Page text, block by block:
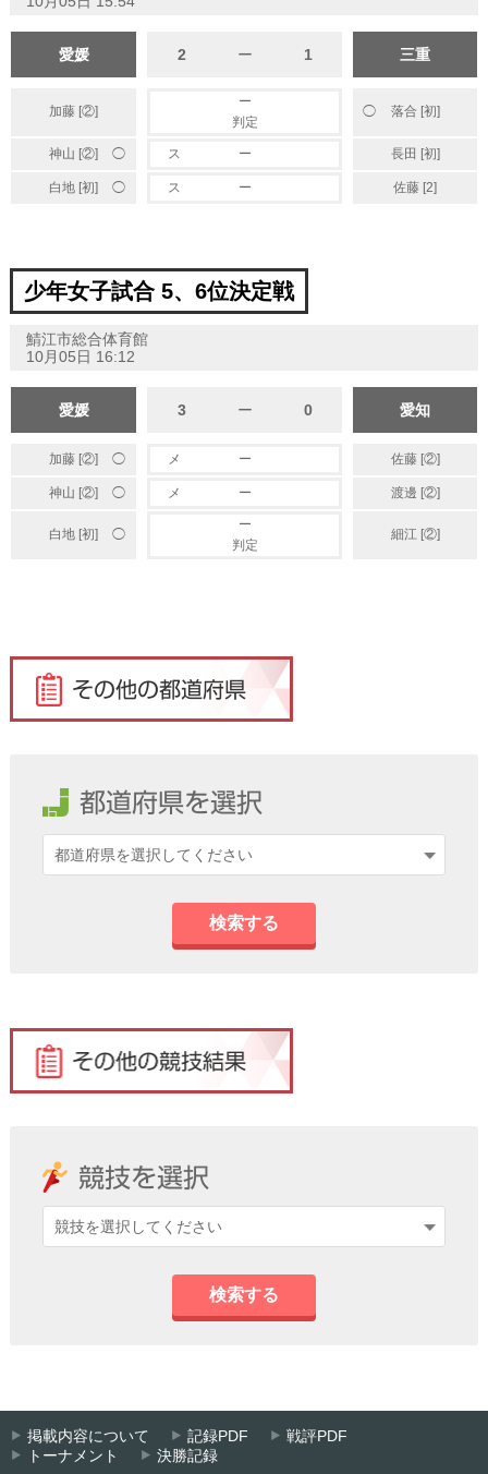
愛媛 2 ー 1 三重
加藤 [②]
ー
判定
落合 [初]
◯
神山 [②] ◯ ス ー 長田 [初]
白地 [初] ◯ ス ー 佐藤 [2]
少年女子試合 5、6位決定戦
鯖江市総合体育館
10月05日 16:12
愛媛 3 ー 0 愛知
加藤 [②] ◯ メ ー 佐藤 [②]
神山 [②] ◯ メ ー 渡邊 [②]
白地 [初] ◯
ー
判定
細江 [②]
検索する
検索する
掲載内容について 記録PDF
戦評PDF
トーナメント
決勝記録